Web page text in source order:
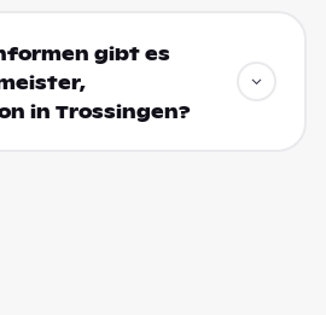
gibt es
in Trossingen?